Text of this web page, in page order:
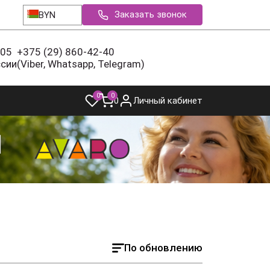
BYN Заказать звонок
+375 (29) 860-42-40
(Viber, Whatsapp, Telegram)
0 00 Личный кабинет
По обновлению